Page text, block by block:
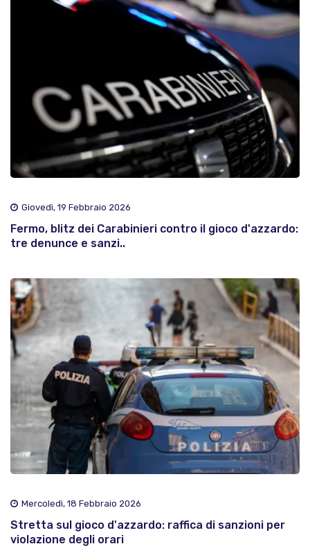
Giovedì, 19 Febbraio 2026
Fermo, blitz dei Carabinieri contro il gioco d'azzardo:
tre denunce e sanzi..
Mercoledì, 18 Febbraio 2026
Stretta sul gioco d'azzardo: raffica di sanzioni per
violazione degli orari